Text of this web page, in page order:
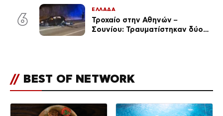
6
ΕΛΛΑΔΑ
Τροχαίο στην Αθηνών –
Σουνίου: Τραυματίστηκαν δύο
// BEST OF NETWORK